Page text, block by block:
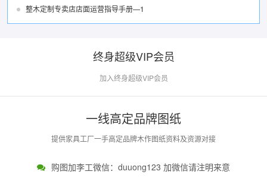
整木定制专卖店店面运营指导手册—1
终身超级VIP会员
加入终身超级VIP会员
一线高定品牌图纸
提供家具工厂一手高定品牌木作图纸资料及资源对接
购图加李工微信：duuong123 加微信请注明来意